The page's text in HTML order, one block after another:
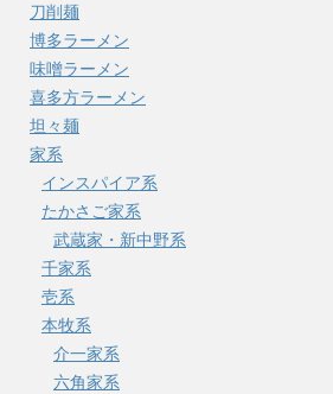
刀削麺
博多ラーメン
味噌ラーメン
喜多方ラーメン
坦々麺
家系
インスパイア系
たかさご家系
武蔵家・新中野系
千家系
壱系
本牧系
介一家系
六角家系